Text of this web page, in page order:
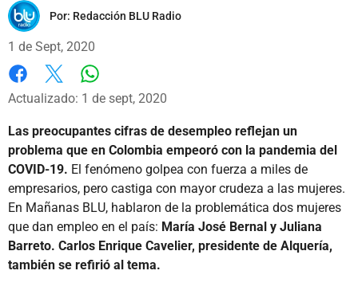
Por: Redacción BLU Radio
1 de Sept, 2020
Facebook
X
Actualizado: 1 de sept, 2020
Las preocupantes cifras de desempleo reflejan un
problema que en Colombia empeoró con la pandemia del
COVID-19. El fenómeno golpea con fuerza a miles de
empresarios, pero castiga con mayor crudeza a las mujeres.
En Mañanas BLU, hablaron de la problemática dos mujeres
que dan empleo en el país: María José Bernal y Juliana
Barreto. Carlos Enrique Cavelier, presidente de Alquería,
también se refirió al tema.